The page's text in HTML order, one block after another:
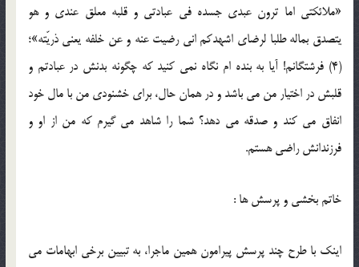
«ملائکتی اما ترون عبدی جسده فی عبادتی و قلبه معلق عندی و هو
یتصدق بماله طلبا لرضای اشهدکم انی رضیت عنه و عن خلفه یعنی ذریّته»؛
(4) فرشتگانم! آیا به بنده ام نگاه نمی کنید که چگونه بدنش در عبادتم و
قلبش در اختیار من می باشد و در همان حال، برای خشنودی من با مال خود
انفاق می کند و صدقه می دهد؟ شما را شاهد می گیرم که من از او و
فرزندانش راضی هستم.
خاتم بخشی و پرسش ها :
اینک با طرح چند پرسش پیرامون همین ماجرا، به تبیین برخی ابهامات می